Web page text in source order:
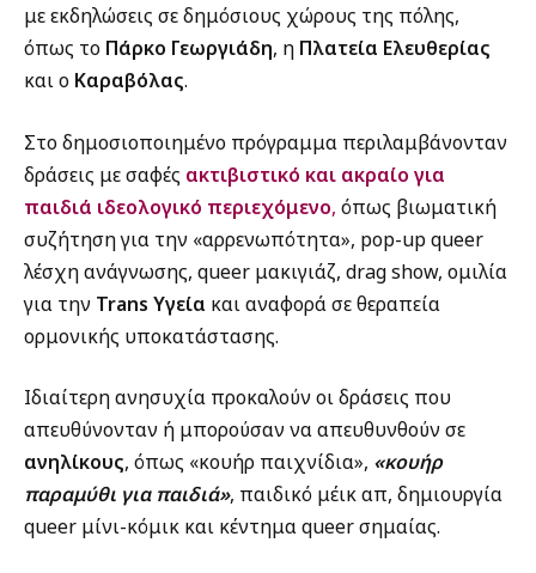
με εκδηλώσεις σε δημόσιους χώρους της πόλης,
όπως το Πάρκο Γεωργιάδη, η Πλατεία Ελευθερίας
και ο Καραβόλας.
Στο δημοσιοποιημένο πρόγραμμα περιλαμβάνονταν
δράσεις με σαφές ακτιβιστικό και ακραίο για
παιδιά ιδεολογικό περιεχόμενο, όπως βιωματική
συζήτηση για την «αρρενωπότητα», pop-up queer
λέσχη ανάγνωσης, queer μακιγιάζ, drag show, ομιλία
για την Trans Υγεία και αναφορά σε θεραπεία
ορμονικής υποκατάστασης.
Ιδιαίτερη ανησυχία προκαλούν οι δράσεις που
απευθύνονταν ή μπορούσαν να απευθυνθούν σε
ανηλίκους, όπως «κουήρ παιχνίδια», «κουήρ
παραμύθι για παιδιά», παιδικό μέικ απ, δημιουργία
queer μίνι-κόμικ και κέντημα queer σημαίας.